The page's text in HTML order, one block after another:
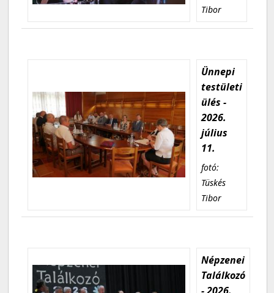
Tibor
Ünnepi
testületi
ülés -
2026.
július
11.
fotó:
Tüskés
Tibor
Népzenei
Találkozó